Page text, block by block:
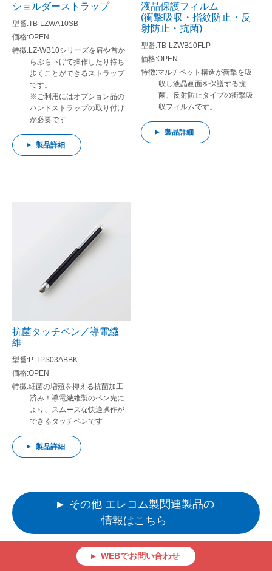
WEBでお問い合わせ
ショルダーストラップ
TB-LZWA10SB
OPEN
LZ-WB10シリーズを肩や首か
らぶら下げて操作したり持ち
歩くことができるストラップ
です。
※ご利用にはオプション品の
ハンドストラップの取り付け
が必要です
製品詳細
液晶保護フィルム
(衝撃吸収・指紋防止・反
射防止・抗菌)
TB-LZWB10FLP
OPEN
マルチペット構造が衝撃を吸
収し液晶画面を保護する抗
菌、反射防止タイプの衝撃吸
収フィルムです。
製品詳細
抗菌タッチペン／導電繊
維
P-TPS03ABBK
OPEN
細菌の増殖を抑える抗菌加工
済み！導電繊維製のペン先に
より、スムーズな快適操作が
できるタッチペンです
製品詳細
その他 エレコム製関連製品の
情報はこちら